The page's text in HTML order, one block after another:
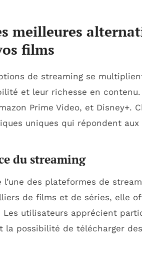
meilleures
films
de streaming se
et leur richesse en
Prime Video, et Disney+.
uniques qui répondent
du streaming
des plateformes de
de films et de séries, elle
Les utilisateurs apprécient
la possibilité de télécharger